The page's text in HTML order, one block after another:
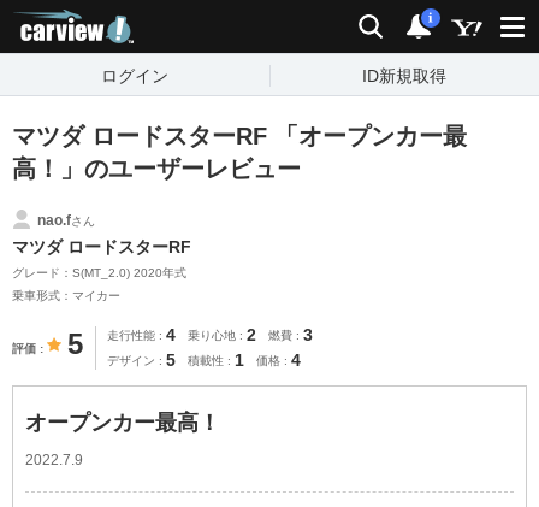
検索 通知
i
ログイン ID新規取得
マツダ ロードスターRF 「オープンカー最
高！」のユーザーレビュー
nao.fさん
マツダ ロードスターRF
グレード：S(MT_2.0) 2020年式
乗車形式：マイカー
評価 5 走行性能 4 乗り心地 2 燃費 3
デザイン 5 積載性 1 価格 4
オープンカー最高！
2022.7.9